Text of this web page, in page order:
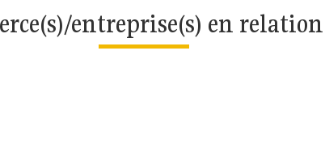
entreprise(s) en relation